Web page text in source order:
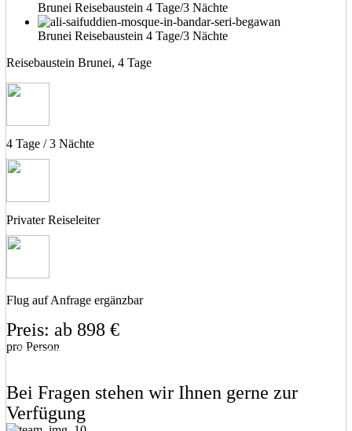
Brunei Reisebaustein 4 Tage/3 Nächte
Brunei Reisebaustein 4 Tage/3 Nächte
Reisebaustein Brunei, 4 Tage
4 Tage / 3 Nächte
Privater Reiseleiter
Flug auf Anfrage ergänzbar
Preis: ab 898 €
pro Person
Eine unverbindliche Anfrage stellen
Bei Fragen stehen wir Ihnen gerne zur
Verfügung